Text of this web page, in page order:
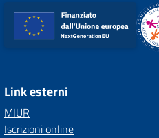
Link esterni
MIUR
Iscrizioni online